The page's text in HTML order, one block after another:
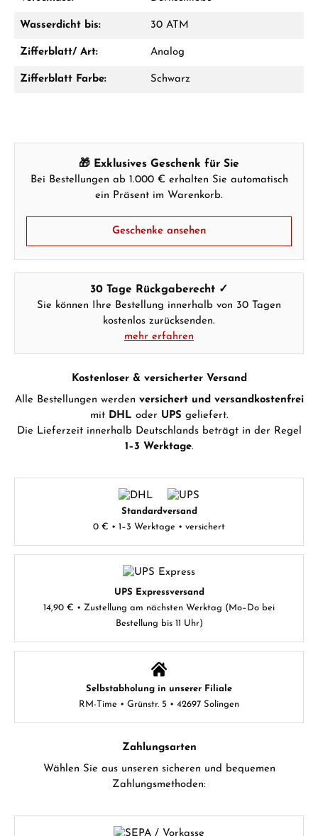
Wasserdicht bis: 30 ATM
Zifferblatt/ Art: Analog
Zifferblatt Farbe: Schwarz
🎁 Exklusives Geschenk für Sie
Bei Bestellungen ab 1.000 € erhalten Sie automatisch
ein Präsent im Warenkorb.
Geschenke ansehen
30 Tage Rückgaberecht ✓
Sie können Ihre Bestellung innerhalb von 30 Tagen
kostenlos zurücksenden.
mehr erfahren
Kostenloser & versicherter Versand
Alle Bestellungen werden versichert und versandkostenfrei
mit DHL oder UPS geliefert.
Die Lieferzeit innerhalb Deutschlands beträgt in der Regel
1–3 Werktage.
Standardversand
0 € • 1–3 Werktage • versichert
UPS Expressversand
14,90 € • Zustellung am nächsten Werktag (Mo–Do bei
Bestellung bis 11 Uhr)
Selbstabholung in unserer Filiale
RM-Time • Grünstr. 5 • 42697 Solingen
Zahlungsarten
Wählen Sie aus unseren sicheren und bequemen
Zahlungsmethoden: